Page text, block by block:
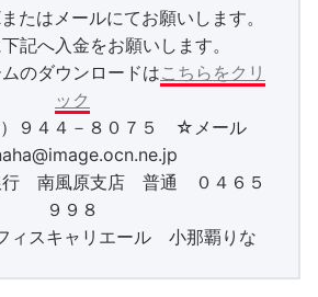
たはメールにてお願いします。
記へ入金をお願いします。
のダウンロードはこちらをクリ
ック
９４４－８０７５ ☆メール
南風原支店 普通 ０４６５
９９８
ィスキャリエール 小那覇りな